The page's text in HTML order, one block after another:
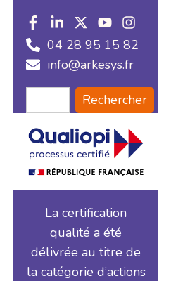
04 28 95 15 82
info@arkesys.fr
Rechercher
La certification
qualité a été
délivrée au titre de
la catégorie d’actions